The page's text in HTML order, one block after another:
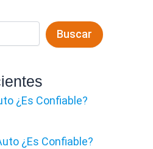
Buscar
¿Es Confiable?
¿Es Confiable?